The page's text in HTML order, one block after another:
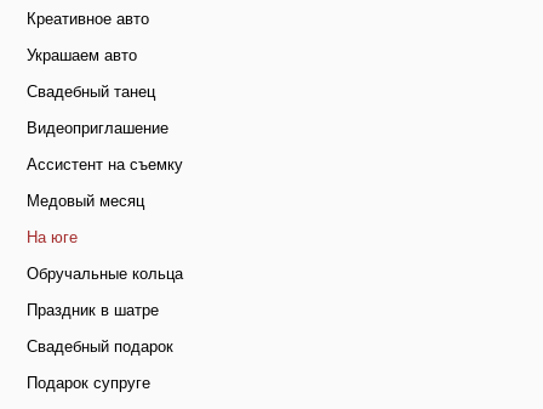
Креативное авто
Украшаем авто
Свадебный танец
Видеоприглашение
Ассистент на съемку
Медовый месяц
На юге
Обручальные кольца
Праздник в шатре
Свадебный подарок
Подарок супруге